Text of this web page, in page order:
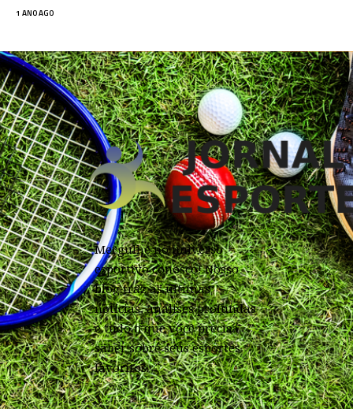
1 ANO AGO
Mergulhe no universo
esportivo conosco! Nosso
blog traz as últimas
notícias, análises profundas
e tudo o que você precisa
saber sobre seus esportes
favoritos.